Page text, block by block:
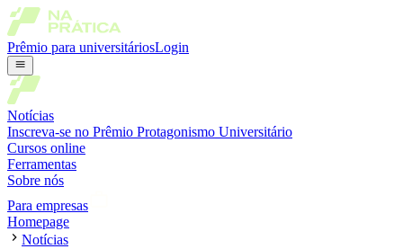
Prêmio para universitáriosLogin
Notícias
Inscreva-se no Prêmio Protagonismo Universitário
Cursos online
Ferramentas
Sobre nós
Para empresas
Homepage
Notícias